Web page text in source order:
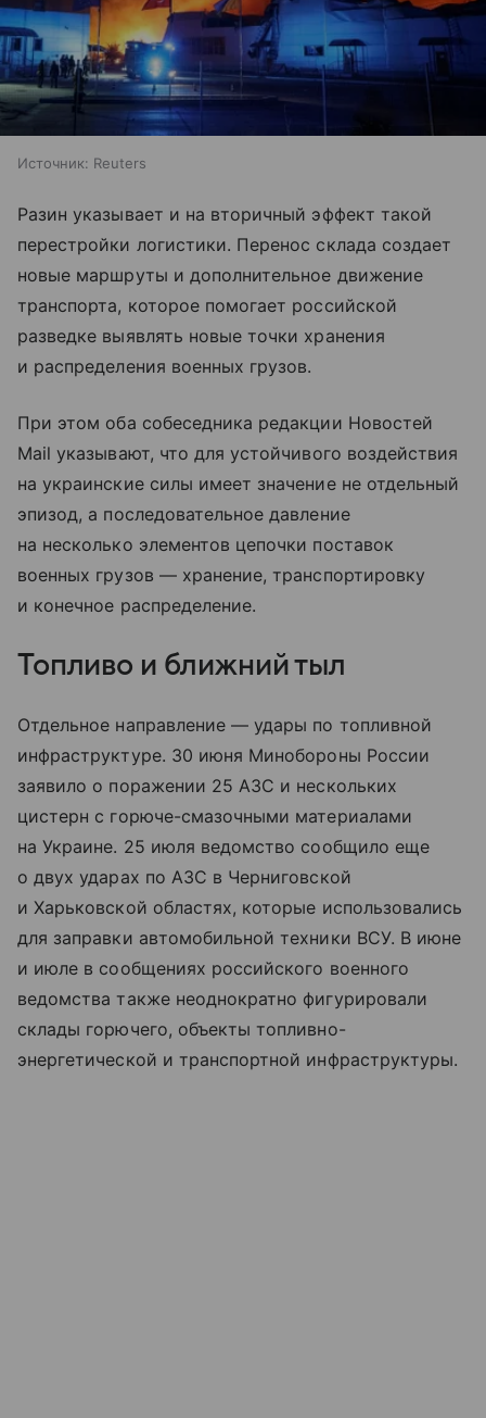
Источник: Reuters
Разин указывает и на вторичный эффект такой
перестройки логистики. Перенос склада создает
новые маршруты и дополнительное движение
транспорта, которое помогает российской
разведке выявлять новые точки хранения
и распределения военных грузов.
При этом оба собеседника редакции Новостей
Mail указывают, что для устойчивого воздействия
на украинские силы имеет значение не отдельный
эпизод, а последовательное давление
на несколько элементов цепочки поставок
военных грузов — хранение, транспортировку
и конечное распределение.
Топливо и ближний тыл
Отдельное направление — удары по топливной
инфраструктуре. 30 июня Минобороны России
заявило о поражении 25 АЗС и нескольких
цистерн с горюче-смазочными материалами
на Украине. 25 июля ведомство сообщило еще
о двух ударах по АЗС в Черниговской
и Харьковской областях, которые использовались
для заправки автомобильной техники ВСУ. В июне
и июле в сообщениях российского военного
ведомства также неоднократно фигурировали
склады горючего, объекты топливно-
энергетической и транспортной инфраструктуры.